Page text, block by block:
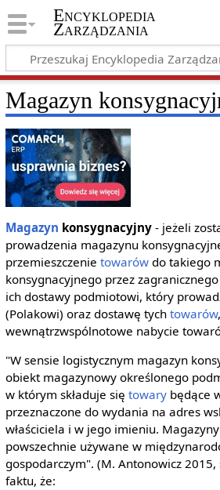
Encyklopedia
Zarządzania
Magazyn
Magazyn konsygnacyjny- jeżeli
prowadzenia magazynu
przemieszczenie towarówdo takiego
konsygnacyjnego przez zagranicznego
ich dostawy podmiotowi, który
(Polakowi) oraz dostawę tych towarów
wewnątrzwspólnotowe nabycie
"W sensie logistycznym magazyn
obiekt magazynowy określonego
w którym składuje się towarybędące
przeznaczone do wydania na adres
właściciela i w jego imieniu.
powszechnie używane w
gospodarczym". (M. Antonowicz 2015,
faktu, że: